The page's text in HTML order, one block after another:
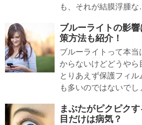
も、それが結膜浮腫
ブルーライトの影
策方法も紹介！
ブルーライトって本当
からないけどどうやら
とりあえず保護フィル
も多いのではないで
まぶたがピクピク
目だけは病気？